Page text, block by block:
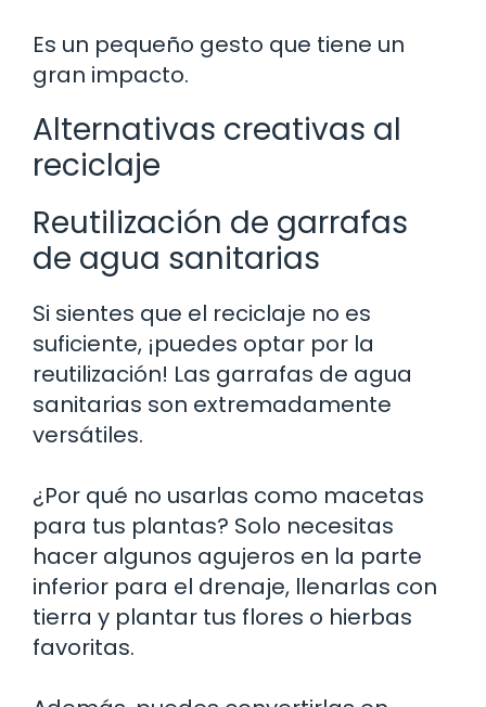
Es un pequeño gesto que tiene un
gran impacto.
Alternativas creativas al
reciclaje
Reutilización de garrafas
de agua sanitarias
Si sientes que el reciclaje no es
suficiente, ¡puedes optar por la
reutilización! Las garrafas de agua
sanitarias son extremadamente
versátiles.
¿Por qué no usarlas como macetas
para tus plantas? Solo necesitas
hacer algunos agujeros en la parte
inferior para el drenaje, llenarlas con
tierra y plantar tus flores o hierbas
favoritas.